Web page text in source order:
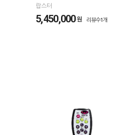
랍스터
5,450,000원 리뷰수1개